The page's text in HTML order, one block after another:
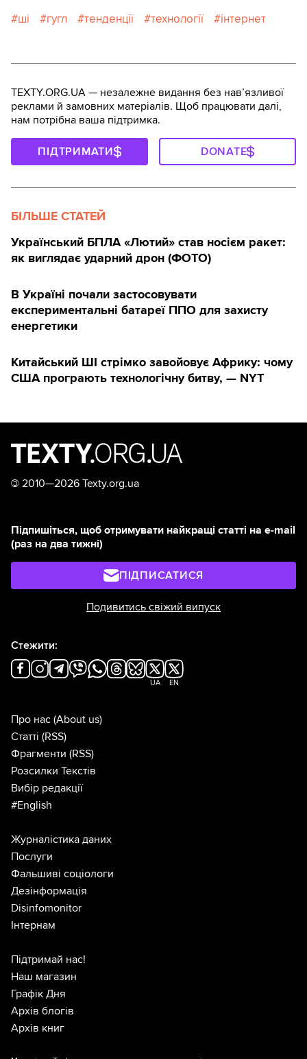
ші гугл тенденції технології інтернет
TEXTY.ORG.UA — незалежне видання без навʼязливої
реклами й замовних матеріалів. Щоб працювати далі,
нам потрібна ваша підтримка.
ПІДТРИМАТИ DONATE
БІЛЬШЕ СТАТЕЙ
Український БПЛА «Лютий» став носієм ракет:
як виглядає ударний дрон (ФОТО)
В Україні почали застосовувати
експериментальні батареї ППО для захисту
енергетики
Китайський ШІ стрімко завойовує Африку: чому
США програють технологічну битву, — NYT
© 2010—2026 Texty.org.ua
Підпишіться, щоб отримувати найкращі статті на e-mail
(раз на два тижні)
ПІДПИСАТИСЯ
Подивитись свіжий випуск
Стежити:
UA EN
Про нас (About us)
Статті (RSS)
Фрагменти (RSS)
Розсилки Текстів
Вибір редакції
#English
Журналістика даних
Послуги
Фальшиві соціологи
Дезінформація
Disinfomonitor
Інтернам
Підтримай нас!
Наш магазин
Графік Дня
Архів блогів
Архів книг